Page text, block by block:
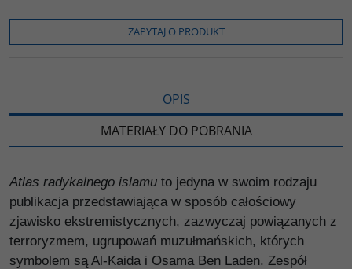
e
o
t
e
o
p
y
L
i
z
i
e
ę
ZAPYTAJ O PRODUKT
OPIS
MATERIAŁY DO POBRANIA
Atlas radykalnego islamu to jedyna w swoim rodzaju
publikacja przedstawiająca w sposób całościowy
zjawisko ekstremistycznych, zazwyczaj powiązanych z
terroryzmem, ugrupowań muzułmańskich, których
symbolem są Al-Kaida i Osama Ben Laden. Zespół